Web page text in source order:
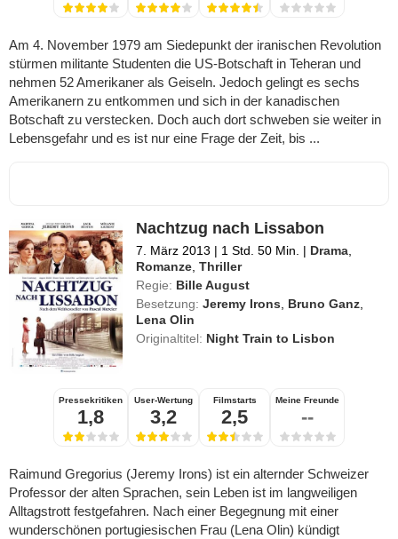
Am 4. November 1979 am Siedepunkt der iranischen Revolution
stürmen militante Studenten die US-Botschaft in Teheran und
nehmen 52 Amerikaner als Geiseln. Jedoch gelingt es sechs
Amerikanern zu entkommen und sich in der kanadischen
Botschaft zu verstecken. Doch auch dort schweben sie weiter in
Lebensgefahr und es ist nur eine Frage der Zeit, bis ...
Nachtzug nach Lissabon
7. März 2013 | 1 Std. 50 Min. | Drama
Romanze ,Thriller
Regie: Bille August
Besetzung: Jeremy Irons Bruno Ganz
Lena Olin
Originaltitel: Night Train to Lisbon
Pressekritiken
1,8
User-Wertung
3,2
Filmstarts
2,5
Meine Freunde
--
Raimund Gregorius (Jeremy Irons) ist ein alternder Schweizer
Professor der alten Sprachen, sein Leben ist im langweiligen
Alltagstrott festgefahren. Nach einer Begegnung mit einer
wunderschönen portugiesischen Frau (Lena Olin) kündigt